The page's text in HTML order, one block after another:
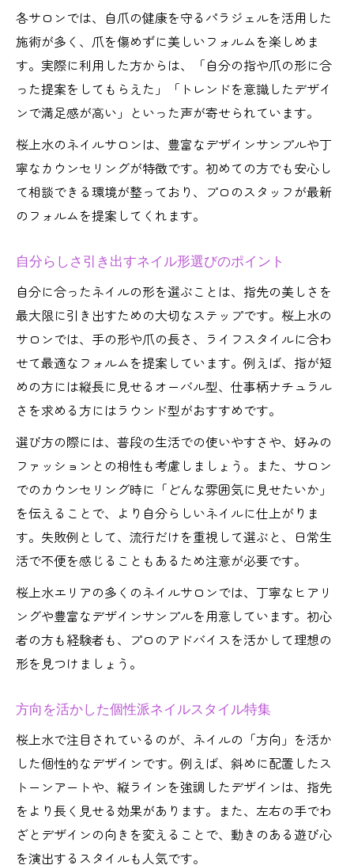
各サロンでは、自爪の健康を守るパラジェルを活用した
施術が多く、爪を傷めずに美しいフォルムを楽しめま
す。実際に利用した方からは、「自分の指や爪の形に合
った提案をしてもらえた」「トレンドを意識したデザイ
ンで満足感が高い」といった声が寄せられています。
桜上水のネイルサロンは、豊富なデザインサンプルや丁
寧なカウンセリングが特徴です。初めての方でも安心し
て相談できる環境が整っており、プロのスタッフが最新
のフォルムを提案してくれます。
自分らしさ引き出すネイル形選びのポイント
自分に合ったネイルの形を選ぶことは、指先の美しさを
最大限に引き出すための大切なステップです。桜上水の
サロンでは、手の形や爪の長さ、ライフスタイルに合わ
せて最適なフォルムを提案しています。例えば、指が短
めの方には縦長に見せるオーバル型、仕事柄ナチュラル
さを求める方にはラウンド型がおすすめです。
選び方の際には、普段の生活での使いやすさや、好みの
ファッションとの相性も考慮しましょう。また、サロン
でのカウンセリング時に「どんな雰囲気に見せたいか」
を伝えることで、より自分らしいネイルに仕上がりま
す。失敗例として、流行だけを重視して選ぶと、日常生
活で不便を感じることもあるため注意が必要です。
桜上水エリアの多くのネイルサロンでは、丁寧なヒアリ
ングや豊富なデザインサンプルを用意しています。初心
者の方も経験者も、プロのアドバイスを活かして理想の
形を見つけましょう。
方向を活かした個性派ネイルスタイル特集
桜上水で注目されているのが、ネイルの「方向」を活か
した個性的なデザインです。例えば、斜めに配置したス
トーンアートや、縦ラインを強調したデザインは、指先
をより長く見せる効果があります。また、左右の手でわ
ざとデザインの向きを変えることで、動きのある遊び心
を演出するスタイルも人気です。